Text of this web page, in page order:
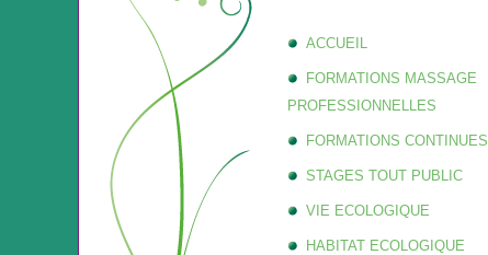
ACCUEIL
FORMATIONS MASSAGE
PROFESSIONNELLES
FORMATIONS CONTINUES
STAGES TOUT PUBLIC
VIE ECOLOGIQUE
HABITAT ECOLOGIQUE